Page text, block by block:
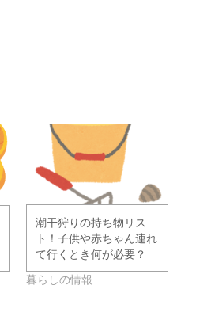
潮干狩りの持ち物リス
ト！子供や赤ちゃん連れ
て行くとき何が必要？
暮らしの情報